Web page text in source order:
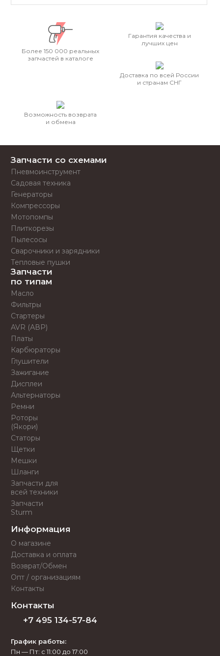
Более 150 000 реальных
запчастей в каталоге
Гарантия качества и
лучших цен
Доставка по всей России
и странам СНГ
Возможность возврата
и обмена
Запчасти со схемами
Пневмоинструмент
Садовая техника
Генераторы
Компрессоры
Мотопомпы
Плиткорезы
Пылесосы
Сварочники и зарядники
Тепловые пушки
Запчасти
по типам
Масло
Фильтры
Стартеры
AVR (АВР)
Платы
Карбюраторы
Глушители
Зажигание
Дисплеи
Альтернаторы
Ремни
Роторы
(Якори)
Статоры
Щетки
Мешки
Шланги
Запчасти для
всей техники
Запчасти
Sturm
Информация
О магазине
Доставка и оплата
Возврат/Обмен
Опт / организациям
Контакты
Контакты
+7 495 134-57-84
График работы:
Пн — Пт: с 11:00 до 17:00